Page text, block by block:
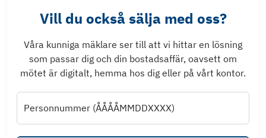
Vill du också sälja med oss?
Våra kunniga mäklare ser till att vi hittar en lösning
som passar dig och din bostadsaffär, oavsett om
mötet är digitalt, hemma hos dig eller på vårt kontor.
Personnummer (ÅÅÅÅMMDDXXXX)